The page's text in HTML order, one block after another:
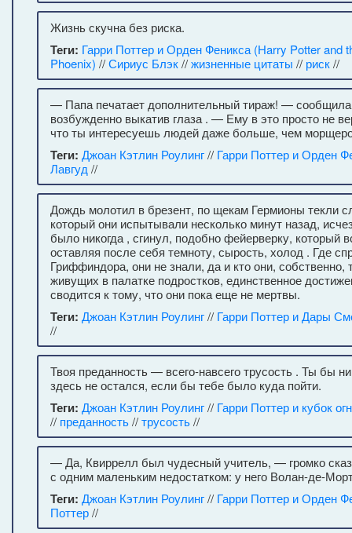
Жизнь скучна без риска.
Теги: Гарри Поттер и Орден Феникса (Harry Potter and
Phoenix) //Сириус Блэк//жизненные цитаты // риск//
— Папа печатает дополнительный тираж! —
возбужденно выкатив глаза . — Ему в это просто не
что ты интересуешь людей даже больше, чем
Теги: Джоан Кэтлин Роулинг// Гарри Поттер и Орден
Лавгуд //
Дождь молотил в брезент, по щекам Гермионы текли
который они испытывали несколько минут назад,
было никогда , сгинул, подобно фейерверку, который
оставляя после себя темноту, сырость, холод . Где
Гриффиндора, они не знали, да и кто они, собственно,
живущих в палатке подростков, единственное
сводится к тому, что они пока еще не мертвы.
Теги: Джоан Кэтлин Роулинг// Гарри Поттер и Дары
//
Твоя преданность — всего-навсего трусость . Ты бы
здесь не остался, если бы тебе было куда пойти.
Теги: Джоан Кэтлин Роулинг// Гарри Поттер и кубок
// преданность//трусость//
— Да, Квиррелл был чудесный учитель, — громко
с одним маленьким недостатком: у него Волан-де-
Теги: Джоан Кэтлин Роулинг// Гарри Поттер и Орден
Поттер//